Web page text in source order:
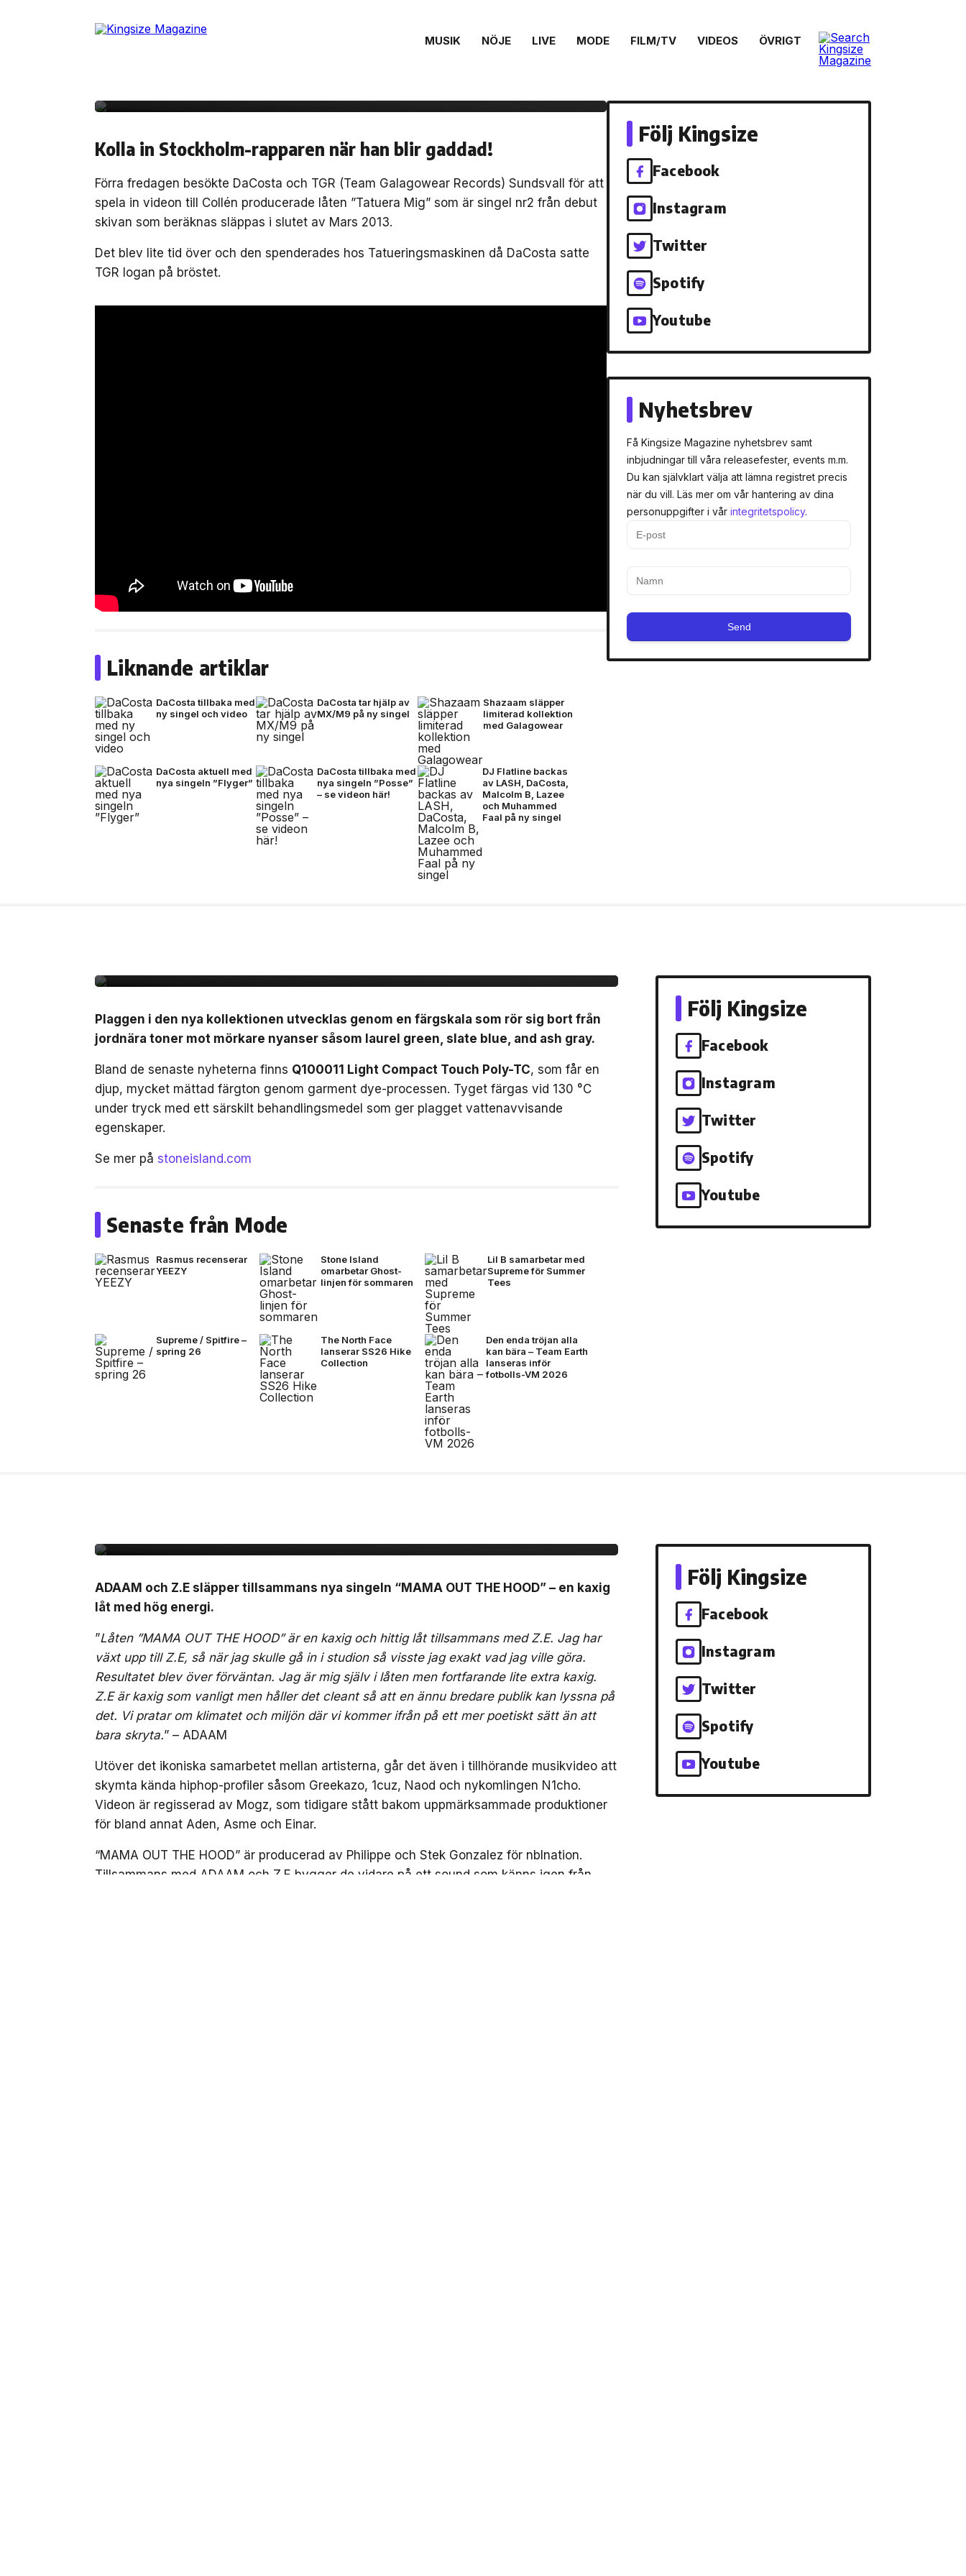
MUSIK NÖJE LIVE MODE FILM/TV VIDEOS ÖVRIGT
MUSIK 20 december, 2012
Kolla in Stockholm-rapparen när han blir gaddad!
Förra fredagen besökte DaCosta och TGR (Team Galagowear Records) Sundsvall för att
spela in videon till Collén producerade låten ”Tatuera Mig” som är singel nr2 från debut
skivan som beräknas släppas i slutet av Mars 2013.
Det blev lite tid över och den spenderades hos Tatueringsmaskinen då DaCosta satte
TGR logan på bröstet.
Liknande artiklar
DaCosta tillbaka med
ny singel och video
DaCosta tar hjälp av
MX/M9 på ny singel
Shazaam släpper
limiterad kollektion
med Galagowear
DaCosta aktuell med
nya singeln ”Flyger”
DaCosta tillbaka med
nya singeln ”Posse”
– se videon här!
DJ Flatline backas
av LASH, DaCosta,
Malcolm B, Lazee
och Muhammed
Faal på ny singel
Följ Kingsize
Facebook
Instagram
Twitter
Spotify
Youtube
Nyhetsbrev
Få Kingsize Magazine nyhetsbrev samt
inbjudningar till våra releasefester, events m.m.
Du kan självklart välja att lämna registret precis
när du vill. Läs mer om vår hantering av dina
personuppgifter i vår integritetspolicy.
Send
Plaggen i den nya kollektionen utvecklas genom en färgskala som rör sig bort från
jordnära toner mot mörkare nyanser såsom laurel green, slate blue, and ash gray.
Bland de senaste nyheterna finns Q100011 Light Compact Touch Poly-TC, som får en
djup, mycket mättad färgton genom garment dye-processen. Tyget färgas vid 130 °C
under tryck med ett särskilt behandlingsmedel som ger plagget vattenavvisande
egenskaper.
Se mer på stoneisland.com
Senaste från Mode
Rasmus recenserar
YEEZY
Stone Island
omarbetar Ghost-
linjen för sommaren
Lil B samarbetar med
Supreme för Summer
Tees
Supreme / Spitfire –
spring 26
The North Face
lanserar SS26 Hike
Collection
Den enda tröjan alla
kan bära – Team Earth
lanseras inför
fotbolls-VM 2026
Följ Kingsize
Facebook
Instagram
Twitter
Spotify
Youtube
ADAAM och Z.E släpper tillsammans nya singeln “MAMA OUT THE HOOD” – en kaxig
låt med hög energi.
”Låten ”MAMA OUT THE HOOD” är en kaxig och hittig låt tillsammans med Z.E. Jag har
växt upp till Z.E, så när jag skulle gå in i studion så visste jag exakt vad jag ville göra.
Resultatet blev över förväntan. Jag är mig själv i låten men fortfarande lite extra kaxig.
Z.E är kaxig som vanligt men håller det cleant så att en ännu bredare publik kan lyssna på
det. Vi pratar om klimatet och miljön där vi kommer ifrån på ett mer poetiskt sätt än att
bara skryta.” – ADAAM
Utöver det ikoniska samarbetet mellan artisterna, går det även i tillhörande musikvideo att
skymta kända hiphop-profiler såsom Greekazo, 1cuz, Naod och nykomlingen N1cho.
Videon är regisserad av Mogz, som tidigare stått bakom uppmärksammade produktioner
för bland annat Aden, Asme och Einar.
“MAMA OUT THE HOOD” är producerad av Philippe och Stek Gonzalez för nblnation.
Tillsammans med ADAAM och Z.E bygger de vidare på ett sound som känns igen från
Följ Kingsize
Facebook
Instagram
Twitter
Spotify
Youtube